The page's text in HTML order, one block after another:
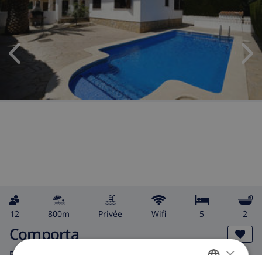
12 800m privée wifi 5 2
Comporta